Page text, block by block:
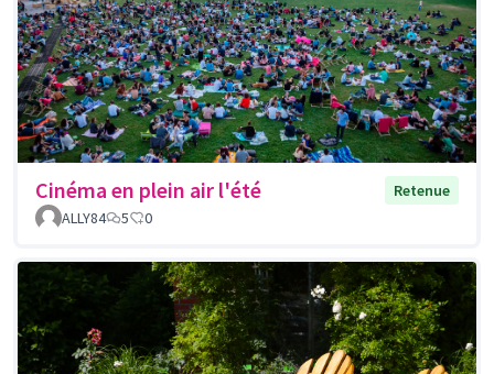
Cinéma en plein air l'été
Retenue
ALLY84
5 0